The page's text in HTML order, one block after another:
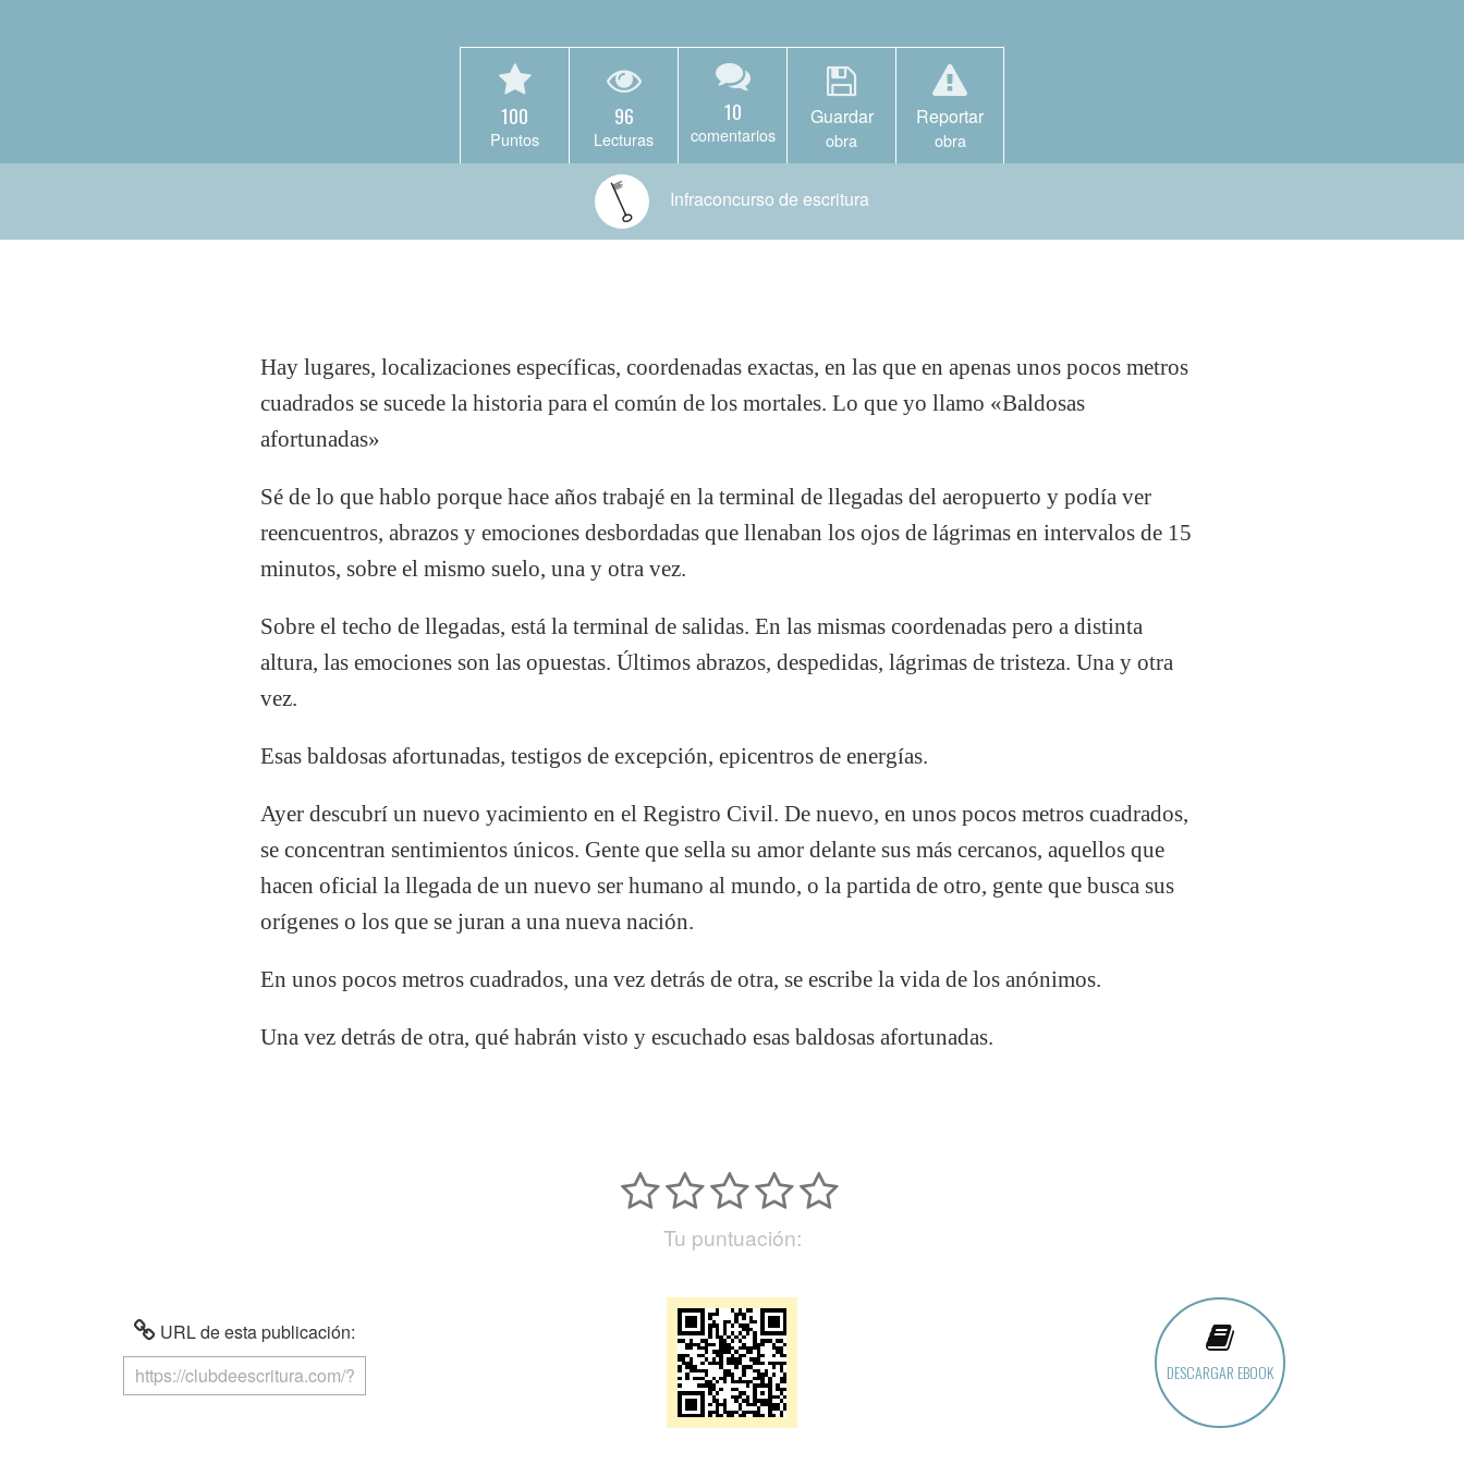
100
Puntos
96
Lecturas
10
comentarios
Guardar
obra
Reportar
obra
Infraconcurso de escritura
Hay lugares, localizaciones específicas, coordenadas exactas, en las que en apenas unos pocos metros
cuadrados se sucede la historia para el común de los mortales. Lo que yo llamo «Baldosas
afortunadas»
Sé de lo que hablo porque hace años trabajé en la terminal de llegadas del aeropuerto y podía ver
reencuentros, abrazos y emociones desbordadas que llenaban los ojos de lágrimas en intervalos de 15
minutos, sobre el mismo suelo, una y otra vez.
Sobre el techo de llegadas, está la terminal de salidas. En las mismas coordenadas pero a distinta
altura, las emociones son las opuestas. Últimos abrazos, despedidas, lágrimas de tristeza. Una y otra
vez.
Esas baldosas afortunadas, testigos de excepción, epicentros de energías.
Ayer descubrí un nuevo yacimiento en el Registro Civil. De nuevo, en unos pocos metros cuadrados,
se concentran sentimientos únicos. Gente que sella su amor delante sus más cercanos, aquellos que
hacen oficial la llegada de un nuevo ser humano al mundo, o la partida de otro, gente que busca sus
orígenes o los que se juran a una nueva nación.
En unos pocos metros cuadrados, una vez detrás de otra, se escribe la vida de los anónimos.
Una vez detrás de otra, qué habrán visto y escuchado esas baldosas afortunadas.
Tu puntuación:
URL de esta publicación:
DESCARGAR EBOOK